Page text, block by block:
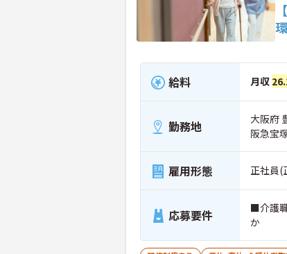
給料 月収
勤務地
大阪府
阪急宝
雇用形態 正社員(
応募要件
■介護
か